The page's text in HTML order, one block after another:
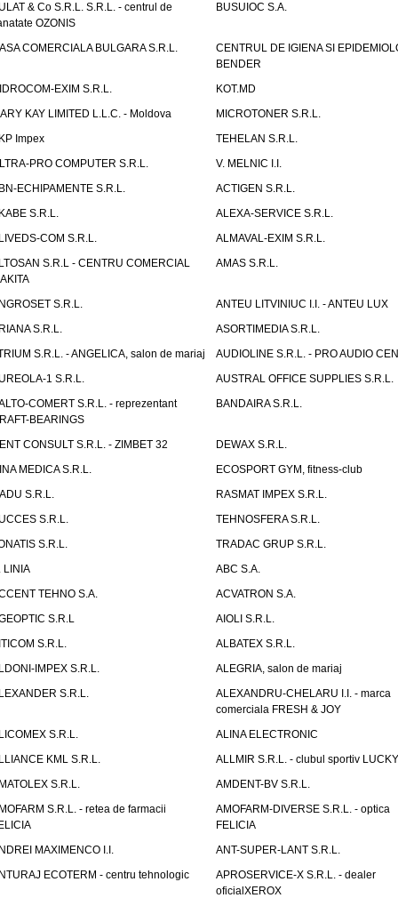
& Co S.R.L. S.R.L. - centrul de
OZONIS
BUSUIOC S.A.
COMERCIALA BULGARA S.R.L.
CENTRUL DE IGIENA SI
BENDER
EXIM S.R.L.
KOT.MD
KAY LIMITED L.L.C. - Moldova
MICROTONER S.R.L.
Impex
TEHELAN S.R.L.
PRO COMPUTER S.R.L.
V. MELNIC I.I.
ECHIPAMENTE S.R.L.
ACTIGEN S.R.L.
S.R.L.
ALEXA-SERVICE S.R.L.
COM S.R.L.
ALMAVAL-EXIM S.R.L.
S.R.L - CENTRU COMERCIAL
AMAS S.R.L.
S.R.L.
ANTEU LITVINIUC I.I. - ANTEU LUX
S.R.L.
ASORTIMEDIA S.R.L.
S.R.L. - ANGELICA, salon de mariaj
AUDIOLINE S.R.L. - PRO AUDIO
1 S.R.L.
AUSTRAL OFFICE SUPPLIES S.R.L.
COMERT S.R.L. - reprezentant
BEARINGS
BANDAIRA S.R.L.
CONSULT S.R.L. - ZIMBET 32
DEWAX S.R.L.
MEDICA S.R.L.
ECOSPORT GYM, fitness-club
S.R.L.
RASMAT IMPEX S.R.L.
S.R.L.
TEHNOSFERA S.R.L.
S.R.L.
TRADAC GRUP S.R.L.
LINIA
ABC S.A.
TEHNO S.A.
ACVATRON S.A.
S.R.L
AIOLI S.R.L.
S.R.L.
ALBATEX S.R.L.
IMPEX S.R.L.
ALEGRIA, salon de mariaj
S.R.L.
ALEXANDRU-CHELARU I.I. - marca
comerciala FRESH & JOY
S.R.L.
ALINA ELECTRONIC
KML S.R.L.
ALLMIR S.R.L. - clubul sportiv
S.R.L.
AMDENT-BV S.R.L.
S.R.L. - retea de farmacii
AMOFARM-DIVERSE S.R.L. - optica
FELICIA
MAXIMENCO I.I.
ANT-SUPER-LANT S.R.L.
ECOTERM - centru tehnologic
APROSERVICE-X S.R.L. - dealer
oficialXEROX